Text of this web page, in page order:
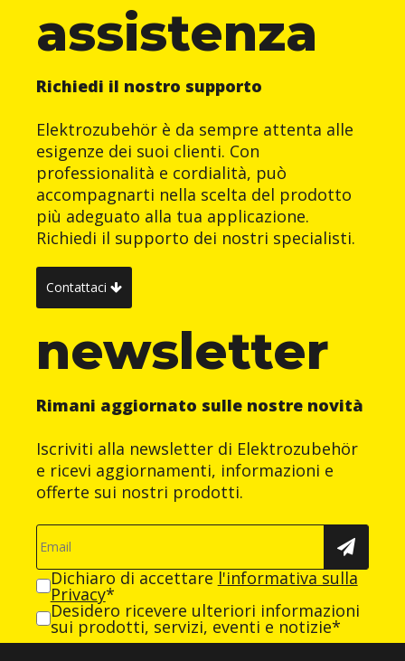
assistenza
Richiedi il nostro supporto
Elektrozubehör è da sempre attenta alle
esigenze dei suoi clienti. Con
professionalità e cordialità, può
accompagnarti nella scelta del prodotto
più adeguato alla tua applicazione.
Richiedi il supporto dei nostri specialisti.
Contattaci
newsletter
Rimani aggiornato sulle nostre novità
Iscriviti alla newsletter di Elektrozubehör
e ricevi aggiornamenti, informazioni e
offerte sui nostri prodotti.
Dichiaro di accettare l'informativa sulla
Privacy*
Desidero ricevere ulteriori informazioni
sui prodotti, servizi, eventi e notizie*